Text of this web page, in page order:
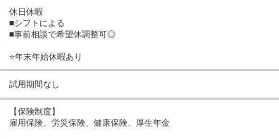
休日休暇
■シフトによる
■事前相談で希望休調整可◎
⭐年末年始休暇あり
試用期間なし
【保険制度】
雇用保険、労災保険、健康保険、厚生年金